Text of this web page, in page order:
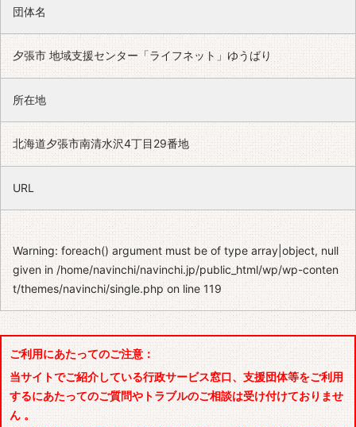
団体名
夕張市 地域支援センター「ライフネット」ゆうばり
所在地
北海道夕張市南清水沢4丁目29番地
URL
Warning: foreach() argument must be of type array|object, null
given in/home/navinchi/navinchi.jp/public_html/wp/wp-conten
t/themes/navinchi/single.phpon line119
ご利用にあたってのご注意：
当サイトでご紹介している行政サービス窓口、支援団体等をご利用
するにあたってのご質問やトラブルのご相談は受け付けておりませ
ん 。